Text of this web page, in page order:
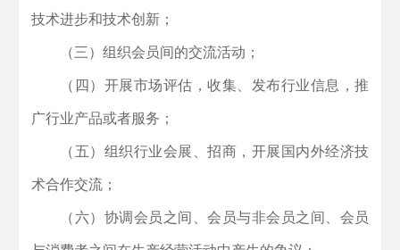
技术进步和技术创新；
（三）组织会员间的交流活动；
（四）开展市场评估，收集、发布行业信息，推
广行业产品或者服务；
（五）组织行业会展、招商，开展国内外经济技
术合作交流；
（六）协调会员之间、会员与非会员之间、会员